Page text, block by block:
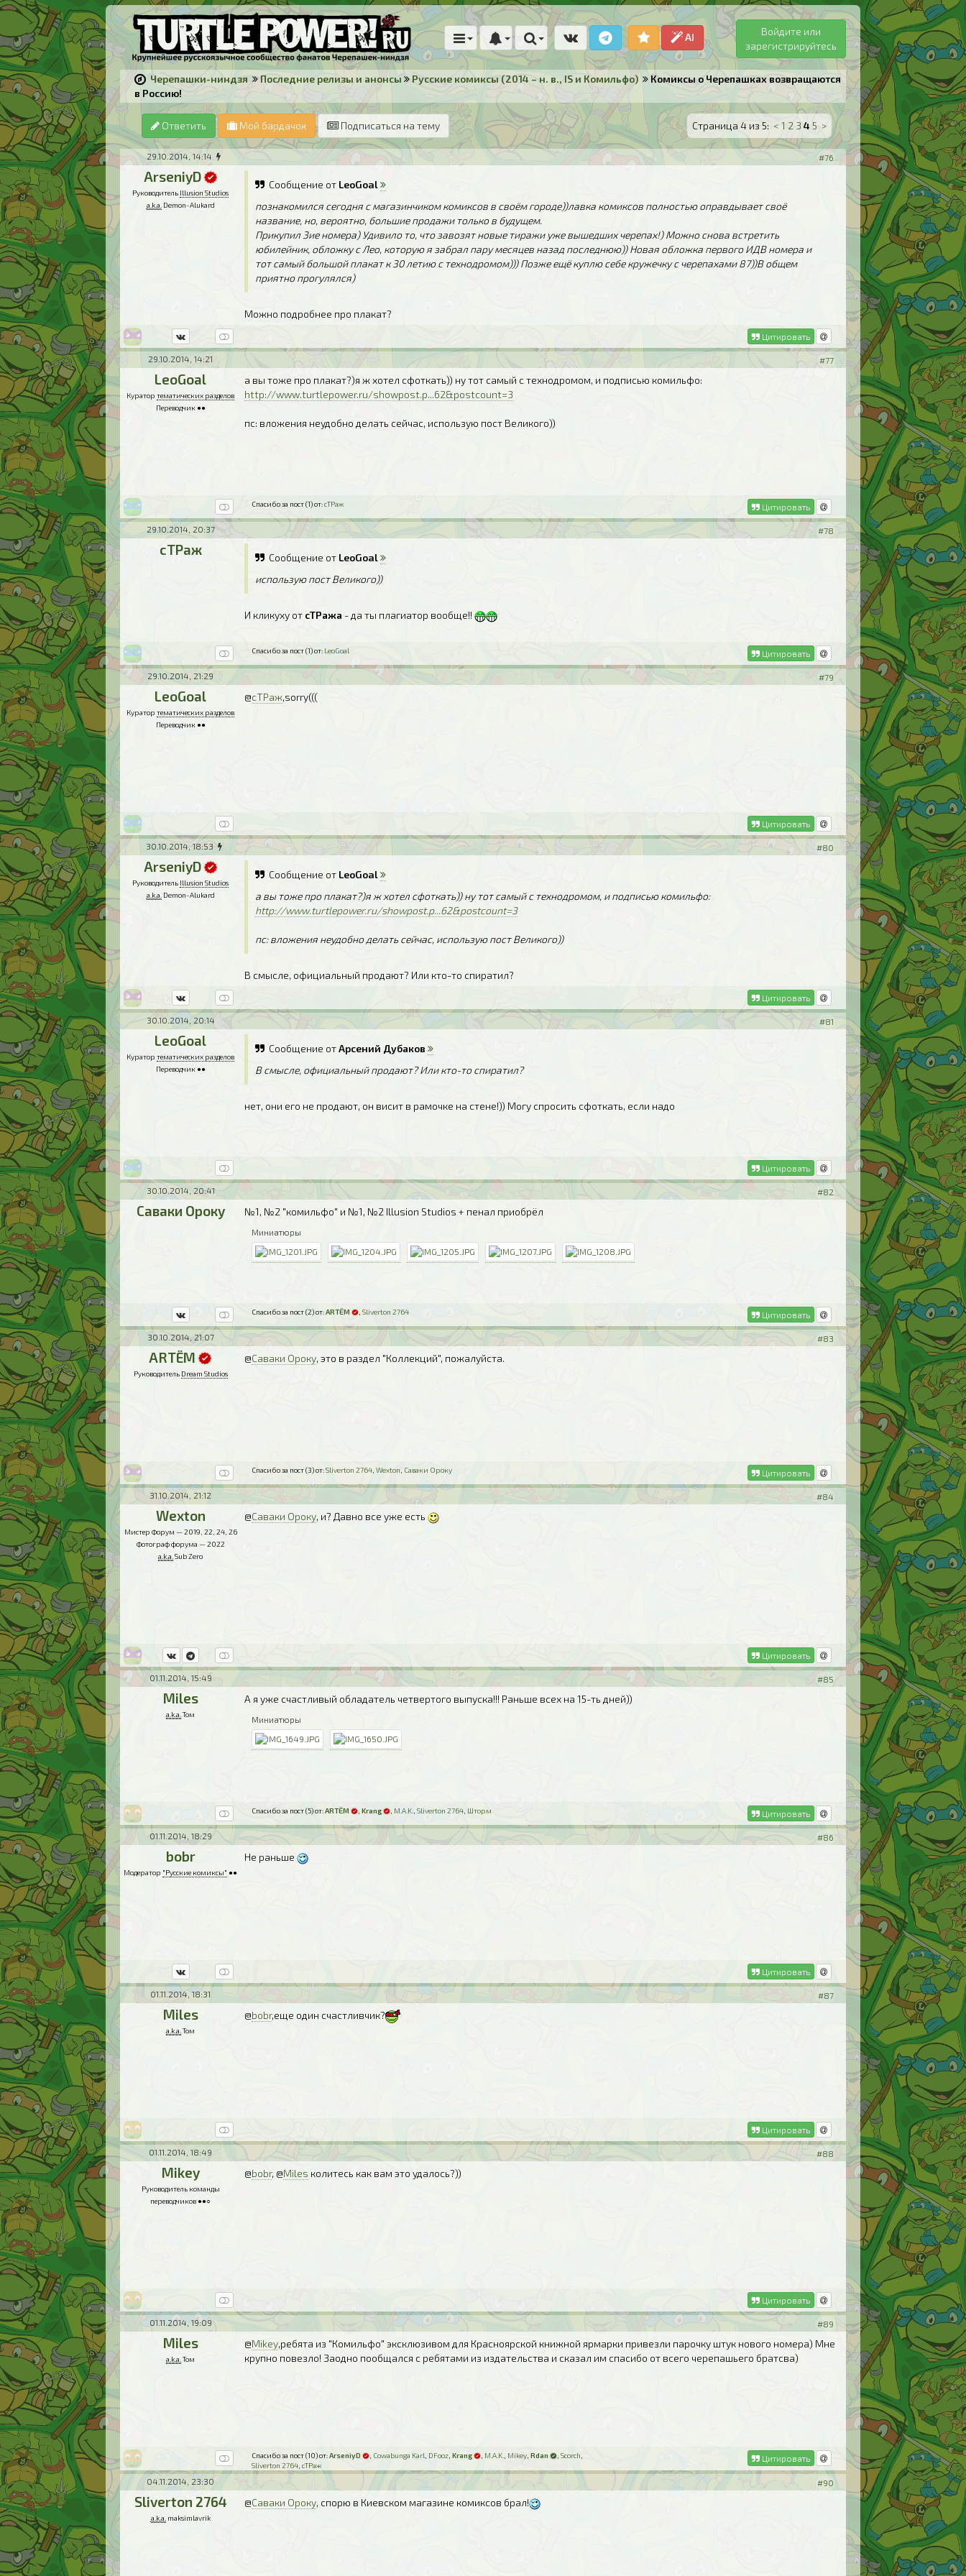
AI
Войдите или
зарегистрируйтесь
Черепашки-ниндзя Последние релизы и анонсы Русские комиксы (2014 – н. в., IS и Комильфо)
Комиксы о Черепашках возвращаются
в Россию!
Ответить Мой бардачок Подписаться на тему Страница 4 из 5: < 1 2 3 4 5 >
29.10.2014, 14:14 #76
ArseniyD
Руководитель Illusion Studios
a.k.a. Demon-Alukard
Сообщение от LeoGoal
познакомился сегодня с магазинчиком комиксов в своём городе))лавка комиксов полностью оправдывает своё
название, но, вероятно, большие продажи только в будущем.
Прикупил 3ие номера) Удивило то, что завозят новые тиражи уже вышедших черепах!) Можно снова встретить
юбилейник, обложку с Лео, которую я забрал пару месяцев назад последнюю)) Новая обложка первого ИДВ номера и
тот самый большой плакат к 30 летию с технодромом))) Позже ещё куплю себе кружечку с черепахами 87))В общем
приятно прогулялся)
Можно подробнее про плакат?
Цитировать
29.10.2014, 14:21 #77
LeoGoal
Куратортематических разделов
Переводчик ●●
а вы тоже про плакат?)я ж хотел сфоткать)) ну тот самый с технодромом, и подписью комильфо:
http://www.turtlepower.ru/showpost.p...62&postcount=3
пс: вложения неудобно делать сейчас, использую пост Великого))
Спасибо за пост (1) от:сТРаж Цитировать
29.10.2014, 20:37 #78
сТРаж Сообщение от LeoGoal
использую пост Великого))
И кликуху от сТРажа - да ты плагиатор вообще!!
Спасибо за пост (1) от: LeoGoal Цитировать
29.10.2014, 21:29 #79
LeoGoal
Куратортематических разделов
Переводчик ●●
@сТРаж,sorry(((
Цитировать
30.10.2014, 18:53 #80
ArseniyD
Руководитель Illusion Studios
a.k.a. Demon-Alukard
Сообщение от LeoGoal
а вы тоже про плакат?)я ж хотел сфоткать)) ну тот самый с технодромом, и подписью комильфо:
http://www.turtlepower.ru/showpost.p...62&postcount=3
пс: вложения неудобно делать сейчас, использую пост Великого))
В смысле, официальный продают? Или кто-то спиратил?
Цитировать
30.10.2014, 20:14 #81
LeoGoal
Куратортематических разделов
Переводчик ●●
Сообщение отАрсений Дубаков
В смысле, официальный продают? Или кто-то спиратил?
нет, они его не продают, он висит в рамочке на стене!)) Могу спросить сфоткать, если надо
Цитировать
30.10.2014, 20:41 #82
Саваки Ороку №1, №2 "комильфо" и №1, №2 Illusion Studios + пенал приобрёл
Миниатюры
Спасибо за пост (2) от:ARTЁM ,Sliverton 2764 Цитировать
30.10.2014, 21:07 #83
ARTЁM
Руководитель Dream Studios
@Саваки Ороку, это в раздел "Коллекций", пожалуйста.
Спасибо за пост (3) от:Sliverton 2764 ,Wexton Саваки Ороку Цитировать
31.10.2014, 21:12 #84
Wexton
Мистер Форум — 2019, 22, 24, 26
Фотограф форума — 2022
a.k.a. Sub Zero
@Саваки Ороку, и? Давно все уже есть
Цитировать
01.11.2014, 15:49 #85
Miles
a.k.a. Том
А я уже счастливый обладатель четвертого выпуска!!! Раньше всех на 15-ть дней))
Миниатюры
Спасибо за пост (5) от:ARTЁM ,Krang M.A.K. ,Sliverton 2764 Шторм Цитировать
01.11.2014, 18:29 #86
bobr
Модератор "Русские комиксы" ●●
Не раньше
Цитировать
01.11.2014, 18:31 #87
Miles
a.k.a. Том
@bobr,еще один счастливчик?
Цитировать
01.11.2014, 18:49 #88
Mikey
Руководитель команды
переводчиков ●●○
@bobr, @Miles колитесь как вам это удалось?))
Цитировать
01.11.2014, 19:09 #89
Miles
a.k.a. Том
@Mikey,ребята из "Комильфо" эксклюзивом для Красноярской книжной ярмарки привезли парочку штук нового номера) Мне
крупно повезло! Заодно пообщался с ребятами из издательства и сказал им спасибо от всего черепашьего братсва)
Спасибо за пост (10) от:ArseniyD Cowabunga Karl DFooz ,Krang M.A.K. Mikey ,Rdan ,Scorch
Sliverton 2764 ,сТРаж
Цитировать
04.11.2014, 23:30 #90
Sliverton 2764
a.k.a. maksimlavrik
@Саваки Ороку, спорю в Киевском магазине комиксов брал!